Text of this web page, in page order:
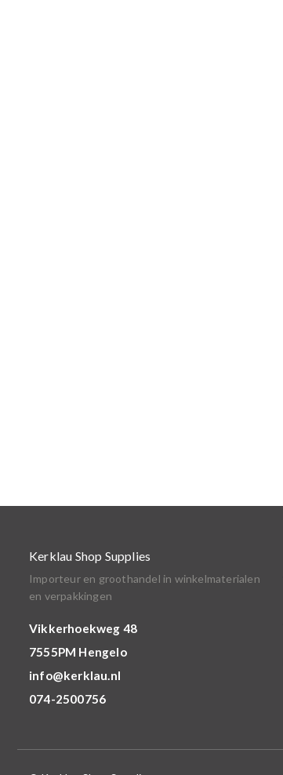
Kerklau Shop Supplies
Importeur en groothandel in winkelmaterialen
en verpakkingen
Vikkerhoekweg 48
7555PM Hengelo
info@kerklau.nl
074-2500756